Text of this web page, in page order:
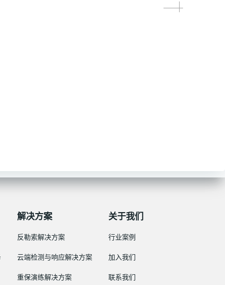
解决方案
反勒索解决方案
云端检测与响应解决方案
重保演练解决方案
关于我们
行业案例
加入我们
联系我们